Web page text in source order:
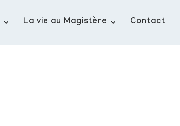
La vie au Magistère Contact